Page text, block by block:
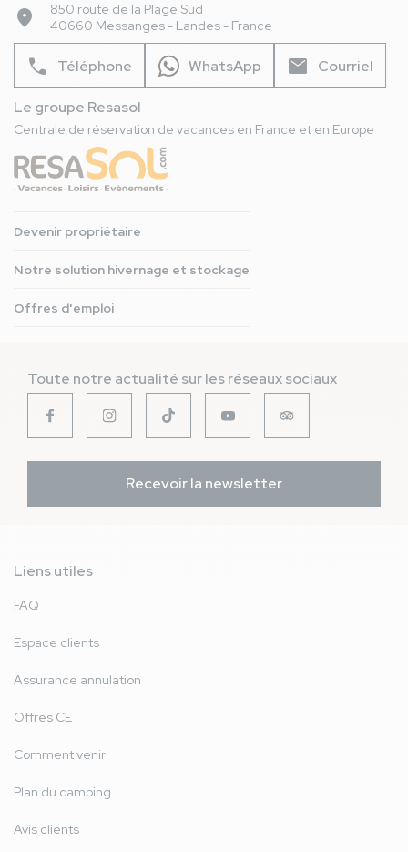
place
850 route de la Plage Sud
40660 Messanges - Landes - France
phone Téléphone WhatsApp mail Courriel
Le groupe Resasol
Centrale de réservation de vacances en France et en Europe
Devenir propriétaire
Notre solution hivernage et stockage
Offres d'emploi
Toute notre actualité sur les réseaux sociaux
Recevoir la newsletter
Liens utiles
FAQ
Espace clients
Assurance annulation
Offres CE
Comment venir
Plan du camping
Avis clients